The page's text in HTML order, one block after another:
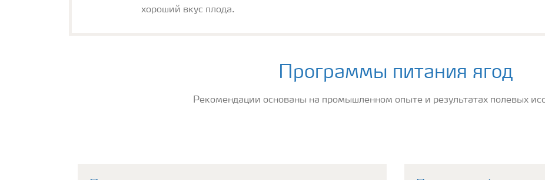
хороший вкус плода.
Программы питания ягод
Рекомендации основаны на промышленном опыте и результатах полевых